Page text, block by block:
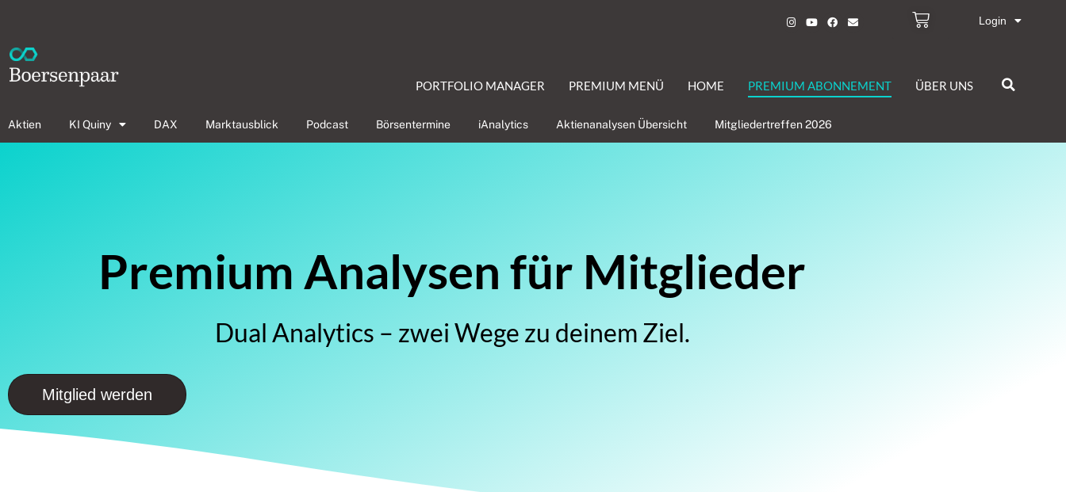
Login
PORTFOLIO MANAGER PREMIUM MENÜ HOME PREMIUM ABONNEMENT ÜBER UNS
Aktien KI Quiny DAX Marktausblick Podcast Börsentermine iAnalytics Aktienanalysen Übersicht Mitgliedertreffen 2026
Premium Analysen für Mitglieder
Dual Analytics – zwei Wege zu deinem Ziel.
Mitglied werden